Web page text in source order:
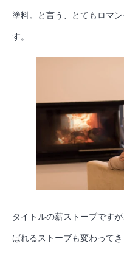
塗料。と言う、とてもロマ
す。
タイトルの薪ストーブです
ばれるストーブも変わってき